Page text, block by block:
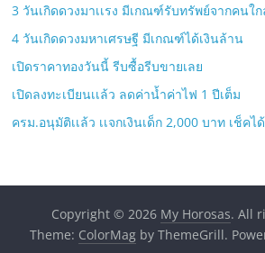
3 วันเกิดดวงมาเเรง มีเกณฑ์รับทรัพย์จากคนใ
4 วันเกิดดวงมหาเศรษฐี มีเกณฑ์ได้เงินล้าน
เปิดราคาทองวันนี้ รีบซื้อรีบขายเลย
เปิดลงทะเบียนเเล้ว ลดค่าน้ำค่าไฟ 1 ปีเต็ม
ครม.อนุมัติเเล้ว เเจกเงินเด็ก 2,000 บาท เช็คไ
Copyright © 2026 My Horosas. All
Theme: ColorMagby ThemeGrill.